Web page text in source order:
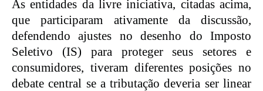
As entidades da livre iniciativa, citadas acima,
que participaram ativamente da discussão,
defendendo ajustes no desenho do Imposto
Seletivo (IS) para proteger seus setores e
consumidores, tiveram diferentes posições no
debate central se a tributação deveria ser linear